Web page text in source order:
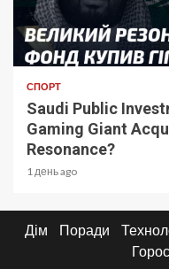
СПОРТ
Saudi Public
Gaming Giant
Resonance?
1 день ago
Дім Поради